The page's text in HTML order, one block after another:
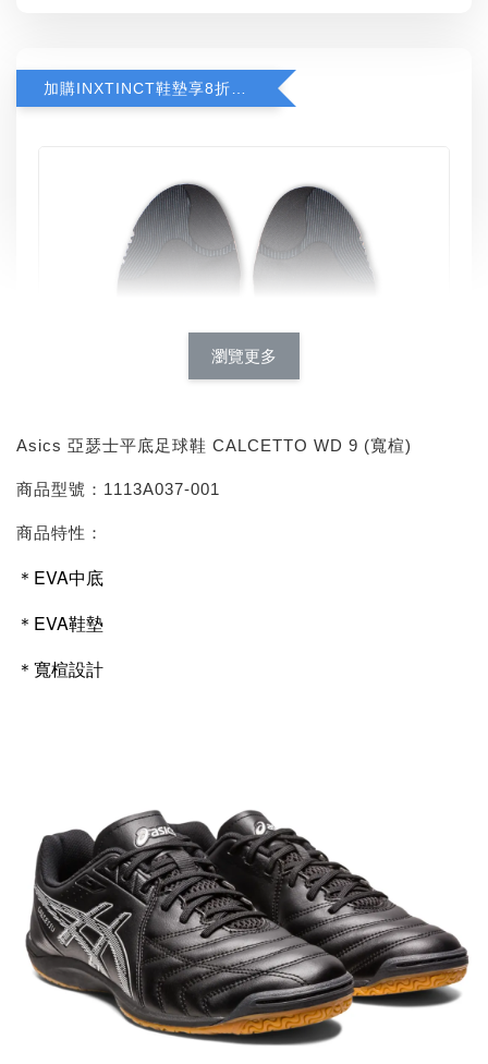
INXTINCT 運動款鞋墊
NT$ 616
瀏覽更多
Asics 亞瑟士平底足球鞋 CALCETTO WD 9 (寬楦)
商品型號：1113A037-001
商品特性：
＊EVA中底
＊EVA鞋墊
＊寬楦設計